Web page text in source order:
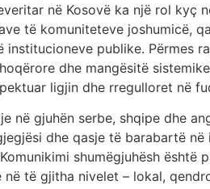
në Kosovë ka një rol
të komuniteteve joshumicë,
institucioneve publike.
dhe mangësitë
ligjin dhe rregulloret në
në gjuhën serbe, shqipe dhe
dhe qasje të barabartë
shumëgjuhësh
të gjitha nivelet – lokal,